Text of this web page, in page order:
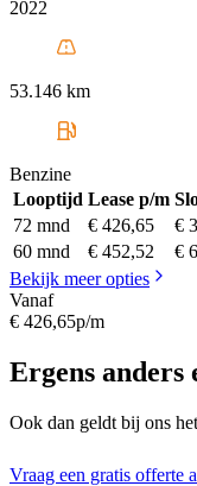
2022
53.146 km
Benzine
Looptijd Lease p/m
72 mnd
€ 426,65
€
60 mnd
€ 452,52
€
Bekijk meer opties
Vanaf
€ 426,65p/m
Ergens anders
Ook dan geldt bij ons
Vraag een gratis offerte